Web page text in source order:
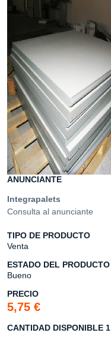
ANUNCIANTE
Integrapalets
Consulta al anunciante
TIPO DE PRODUCTO
Venta
ESTADO DEL PRODUCTO
Bueno
PRECIO
5,75 €
CANTIDAD DISPONIBLE 1